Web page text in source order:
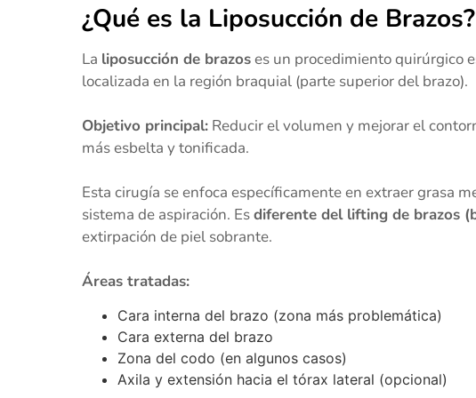
¿Qué es la Liposucción de Brazos?
La liposucción de brazoses un procedimiento quirúrgico
localizada en la región braquial (parte superior del brazo).
Objetivo principal: Reducir el volumen y mejorar el
más esbelta y tonificada.
Esta cirugía se enfoca específicamente en extraer grasa
sistema de aspiración. Esdiferente del lifting de brazos
extirpación de piel sobrante.
Áreas tratadas:
Cara interna del brazo (zona más problemática)
Cara externa del brazo
Zona del codo (en algunos casos)
Axila y extensión hacia el tórax lateral (opcional)